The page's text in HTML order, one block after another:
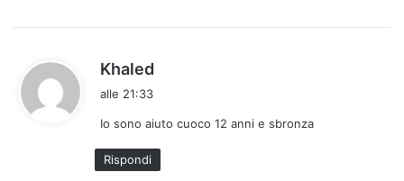
Khaled
e
t
t
alle 21:33
Io sono aiuto cuoco 12 anni e sbronza
Rispondi